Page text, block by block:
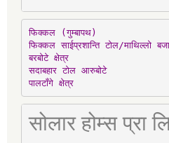
फिक्कल (गुम्बापथ)
फिक्कल साईप्रशान्ति टोल/माथिल्लो
बरबोटे क्षेत्र
सदाबहार टोल आरुबोटे
पालटाँगे क्षेत्र
सोलार होम्स